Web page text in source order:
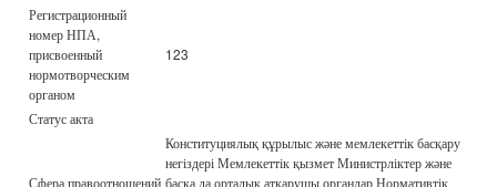
Регистрационный
номер НПА,
присвоенный
нормотворческим
органом
123
Статус акта
Сфера правоотношений
Конституциялық құрылыс және мемлекеттік басқару
негіздері Мемлекеттік қызмет Министрліктер және
басқа да орталық атқарушы органдар Нормативтік